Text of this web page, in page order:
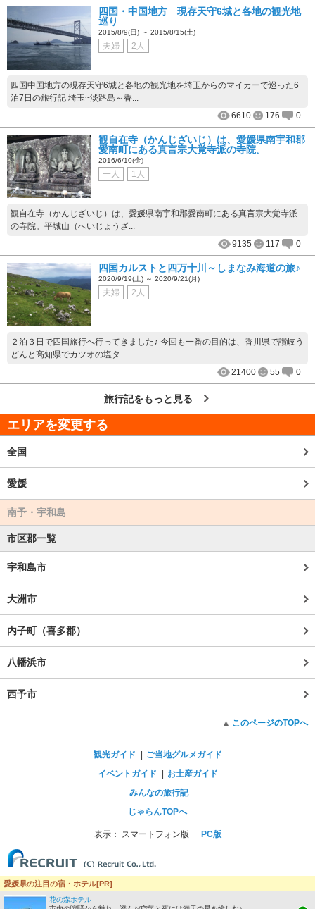
四国・中国地方 現存天守6城と各地の観光地
巡り
2015/8/9(日) ～ 2015/8/15(土)
夫婦 2人
四国中国地方の現存天守6城と各地の観光地を埼玉からのマイカーで巡った6
泊7日の旅行記 埼玉~淡路島～香...
6610
176 0
観自在寺（かんじざいじ）は、愛媛県南宇和郡
愛南町にある真言宗大覚寺派の寺院。
2016/6/10(金)
一人 1人
観自在寺（かんじざいじ）は、愛媛県南宇和郡愛南町にある真言宗大覚寺派
の寺院。平城山（へいじょうざ...
9135
117 0
四国カルストと四万十川～しまなみ海道の旅♪
2020/9/19(土) ～ 2020/9/21(月)
夫婦 2人
２泊３日で四国旅行へ行ってきました♪ 今回も一番の目的は、香川県で讃岐う
どんと高知県でカツオの塩タ...
21400
55 0
旅行記をもっと見る
エリアを変更する
全国
愛媛
南予・宇和島
市区郡一覧
宇和島市
大洲市
内子町（喜多郡）
八幡浜市
西予市
このページのTOPへ
観光ガイド
ご当地グルメガイド
イベントガイド
お土産ガイド
みんなの旅行記
じゃらんTOPへ
表示： スマートフォン版 PC版
愛媛県の注目の宿・ホテル[PR]
花の森ホテル